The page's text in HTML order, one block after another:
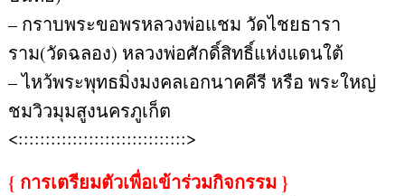
– กราบพระขอพรหลวงพ่อแชม วัดไชยธารา
ราม(วัดฉลอง) หลวงพ่อศักดิ์สิทธิ์แห่งแดนใต้
– ไหว้พระพุทธมิ่งมงคลเอกนาคคีรี หรือ พระใหญ่
ชมวิวมุมสูงนครภูเก็ต
<:::::::::::::::::::::::::::::::>
{ การเตรียมตัวเพื่อเข้าร่วมกิจกรรม }